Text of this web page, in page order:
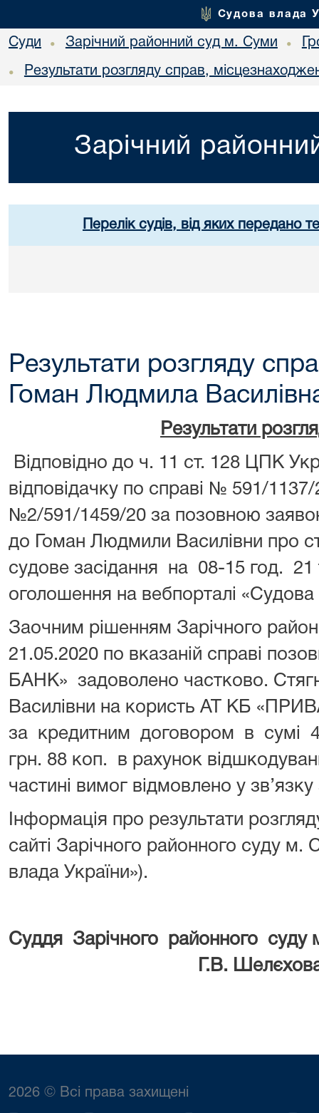
Судова влада
Суди • Зарічний районний суд м. Суми •
• Результати розгляду справ,
Зарічний
Перелік судів, від яких передано
Результати розгляду
Гоман Людмила
Результати
Відповідно до ч. 11 ст. 128 ЦПК
відповідачку по справі № 591/
№2/591/1459/20 за позовною
до Гоман Людмили Василівни про
судове засідання на 08-15 год.
оголошення на вебпорталі «Судова
Заочним рішенням Зарічного
21.05.2020 по вказаній справі
БАНК» задоволено частково.
Василівни на користь АТ КБ
за кредитним договором в сумі
грн. 88 коп. в рахунок
частині вимог відмовлено у
Інформація про результати
сайті Зарічного районного суду
влада України»).
Суддя Зарічного районного
Г.В.
2026 © Всі права захищені